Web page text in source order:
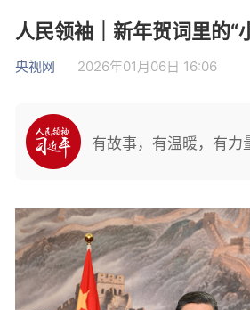
人民领袖｜新年贺词里的“
央视网 2026年01月06日 16:06
有故事，有温暖，有力